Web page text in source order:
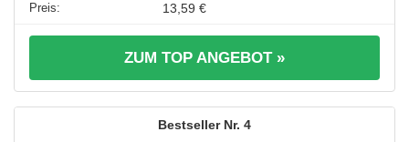
13,59 €
ZUM TOP ANGEBOT »
4